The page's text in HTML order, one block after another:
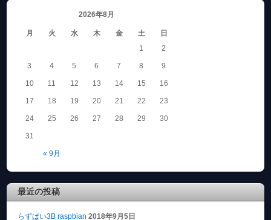
2026年8月
月 火 水 木 金 土 日
« 9月
1 2
3 4 5 6 7 8 9
10 11 12 13 14 15 16
17 18 19 20 21 22 23
24 25 26 27 28 29 30
31
最近の投稿
らずぱい3B raspbian 2018年9月5日